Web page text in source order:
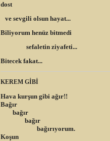
dost
ve sevgili olsun hayat...
Biliyorum henüz bitmedi
sefaletin ziyafeti...
Bitecek fakat...
KEREM GİBİ
Hava kurşun gibi ağır!!
Bağır
bağır
bağır
bağırıyorum.
Koşun